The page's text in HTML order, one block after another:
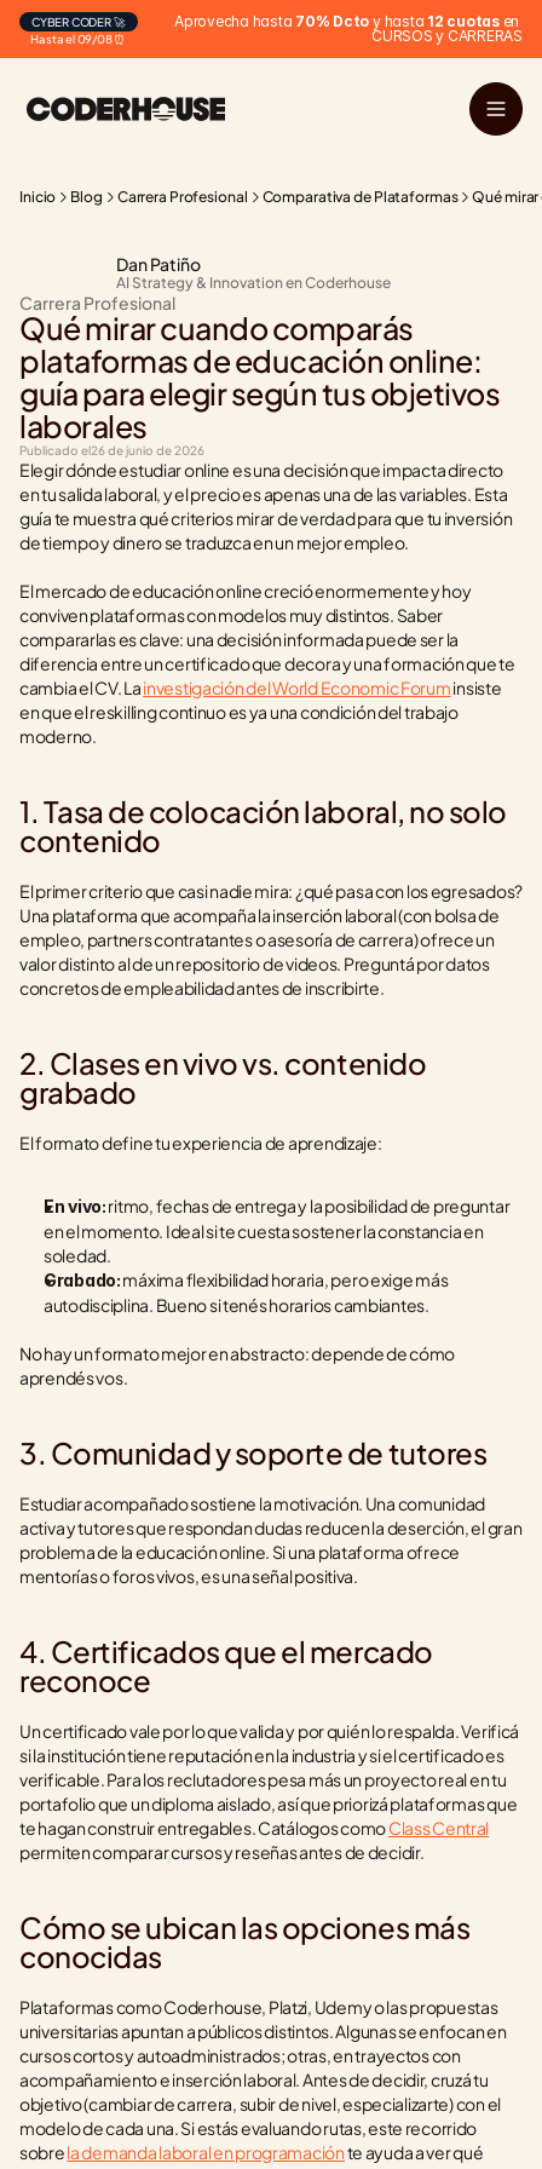
Hasta el 09/08 ⏰
CYBER CODER 🚀 Aprovecha hasta 70% Dcto y hasta 12 cuotas en
CURSOS y CARRERAS
Inicio Blog Carrera Profesional Comparativa de Plataformas Qué
Dan Patiño
AI Strategy & Innovation en Coderhouse
Carrera Profesional
Qué mirar cuando comparás
plataformas de educación online:
guía para elegir según tus objetivos
laborales
Publicado el26 de junio de 2026
Elegir dónde estudiar online es una decisión que impacta directo
en tu salida laboral, y el precio es apenas una de las variables. Esta
guía te muestra qué criterios mirar de verdad para que tu inversión
de tiempo y dinero se traduzca en un mejor empleo.
El mercado de educación online creció enormemente y hoy
conviven plataformas con modelos muy distintos. Saber
compararlas es clave: una decisión informada puede ser la
diferencia entre un certificado que decora y una formación que te
cambia el CV. La investigación del World Economic Forum insiste
en que el reskilling continuo es ya una condición del trabajo
moderno.
1. Tasa de colocación laboral, no solo
contenido
El primer criterio que casi nadie mira: ¿qué pasa con los egresados?
Una plataforma que acompaña la inserción laboral (con bolsa de
empleo, partners contratantes o asesoría de carrera) ofrece un
valor distinto al de un repositorio de videos. Preguntá por datos
concretos de empleabilidad antes de inscribirte.
2. Clases en vivo vs. contenido
grabado
El formato define tu experiencia de aprendizaje:
En vivo: ritmo, fechas de entrega y la posibilidad de preguntar
en el momento. Ideal si te cuesta sostener la constancia en
soledad.
Grabado: máxima flexibilidad horaria, pero exige más
autodisciplina. Bueno si tenés horarios cambiantes.
No hay un formato mejor en abstracto: depende de cómo
aprendés vos.
3. Comunidad y soporte de tutores
Estudiar acompañado sostiene la motivación. Una comunidad
activa y tutores que respondan dudas reducen la deserción, el gran
problema de la educación online. Si una plataforma ofrece
mentorías o foros vivos, es una señal positiva.
4. Certificados que el mercado
reconoce
Un certificado vale por lo que valida y por quién lo respalda. Verificá
si la institución tiene reputación en la industria y si el certificado es
verificable. Para los reclutadores pesa más un proyecto real en tu
portafolio que un diploma aislado, así que priorizá plataformas que
te hagan construir entregables. Catálogos como Class Central
permiten comparar cursos y reseñas antes de decidir.
Cómo se ubican las opciones más
conocidas
Plataformas como Coderhouse, Platzi, Udemy o las propuestas
universitarias apuntan a públicos distintos. Algunas se enfocan en
cursos cortos y autoadministrados; otras, en trayectos con
acompañamiento e inserción laboral. Antes de decidir, cruzá tu
objetivo (cambiar de carrera, subir de nivel, especializarte) con el
modelo de cada una. Si estás evaluando rutas, este recorrido
sobre la demanda laboral en programación te ayuda a ver qué